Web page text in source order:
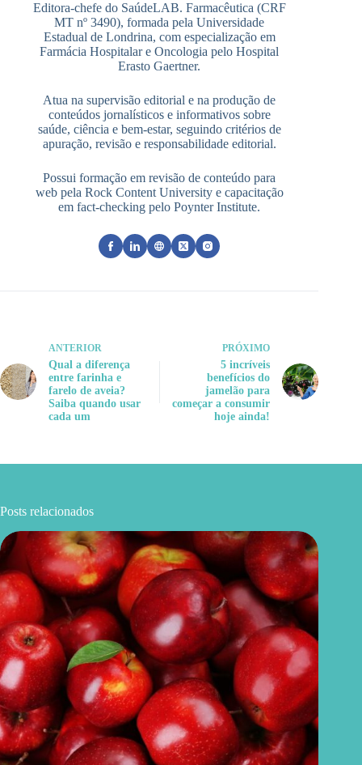
Editora-chefe do SaúdeLAB. Farmacêutica (CRF
MT nº 3490), formada pela Universidade
Estadual de Londrina, com especialização em
Farmácia Hospitalar e Oncologia pelo Hospital
Erasto Gaertner.
Atua na supervisão editorial e na produção de
conteúdos jornalísticos e informativos sobre
saúde, ciência e bem-estar, seguindo critérios de
apuração, revisão e responsabilidade editorial.
Possui formação em revisão de conteúdo para
web pela Rock Content University e capacitação
em fact-checking pelo Poynter Institute.
ANTERIOR
Qual a diferença
entre farinha e
farelo de aveia?
Saiba quando usar
cada um
PRÓXIMO
5 incríveis
benefícios do
jamelão para
começar a consumir
hoje ainda!
Posts relacionados